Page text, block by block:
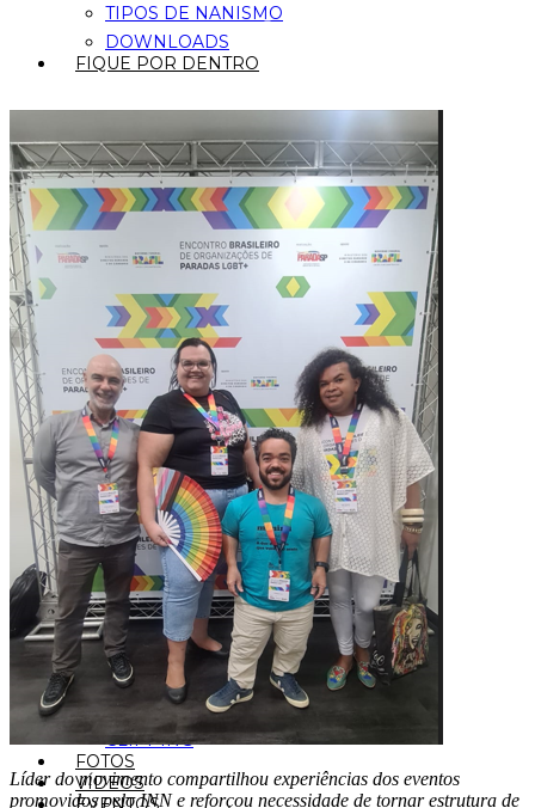
TIPOS DE NANISMO
DOWNLOADS
FIQUE POR DENTRO
NOTÍCIAS
ARTIGOS
CLIPPING
FOTOS
VÍDEOS
Líder do movimento compartilhou experiências dos eventos
promovidos pelo INN e reforçou necessidade de tornar estrutura de